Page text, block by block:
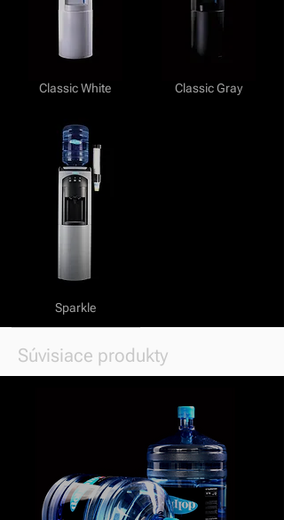
Classic White
Sparkle
Classic Gray
Súvisiace produkty